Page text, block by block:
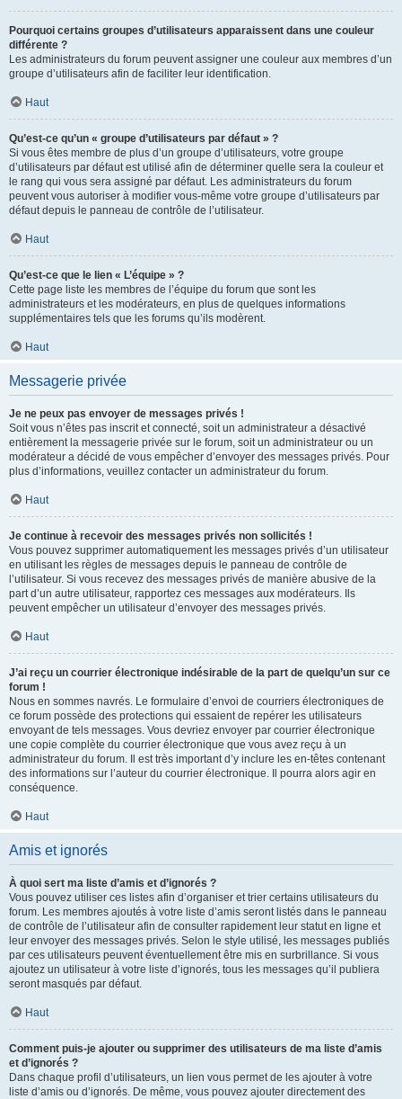
Pourquoi certains groupes d’utilisateurs apparaissent dans une couleur
différente ?
Les administrateurs du forum peuvent assigner une couleur aux membres d’un
groupe d’utilisateurs afin de faciliter leur identification.
Haut
Qu’est-ce qu’un « groupe d’utilisateurs par défaut » ?
Si vous êtes membre de plus d’un groupe d’utilisateurs, votre groupe
d’utilisateurs par défaut est utilisé afin de déterminer quelle sera la couleur et
le rang qui vous sera assigné par défaut. Les administrateurs du forum
peuvent vous autoriser à modifier vous-même votre groupe d’utilisateurs par
défaut depuis le panneau de contrôle de l’utilisateur.
Haut
Qu’est-ce que le lien « L’équipe » ?
Cette page liste les membres de l’équipe du forum que sont les
administrateurs et les modérateurs, en plus de quelques informations
supplémentaires tels que les forums qu’ils modèrent.
Haut
Messagerie privée
Je ne peux pas envoyer de messages privés !
Soit vous n’êtes pas inscrit et connecté, soit un administrateur a désactivé
entièrement la messagerie privée sur le forum, soit un administrateur ou un
modérateur a décidé de vous empêcher d’envoyer des messages privés. Pour
plus d’informations, veuillez contacter un administrateur du forum.
Haut
Je continue à recevoir des messages privés non sollicités !
Vous pouvez supprimer automatiquement les messages privés d’un utilisateur
en utilisant les règles de messages depuis le panneau de contrôle de
l’utilisateur. Si vous recevez des messages privés de manière abusive de la
part d’un autre utilisateur, rapportez ces messages aux modérateurs. Ils
peuvent empêcher un utilisateur d’envoyer des messages privés.
Haut
J’ai reçu un courrier électronique indésirable de la part de quelqu’un sur ce
forum !
Nous en sommes navrés. Le formulaire d’envoi de courriers électroniques de
ce forum possède des protections qui essaient de repérer les utilisateurs
envoyant de tels messages. Vous devriez envoyer par courrier électronique
une copie complète du courrier électronique que vous avez reçu à un
administrateur du forum. Il est très important d’y inclure les en-têtes contenant
des informations sur l’auteur du courrier électronique. Il pourra alors agir en
conséquence.
Haut
Amis et ignorés
À quoi sert ma liste d’amis et d’ignorés ?
Vous pouvez utiliser ces listes afin d’organiser et trier certains utilisateurs du
forum. Les membres ajoutés à votre liste d’amis seront listés dans le panneau
de contrôle de l’utilisateur afin de consulter rapidement leur statut en ligne et
leur envoyer des messages privés. Selon le style utilisé, les messages publiés
par ces utilisateurs peuvent éventuellement être mis en surbrillance. Si vous
ajoutez un utilisateur à votre liste d’ignorés, tous les messages qu’il publiera
seront masqués par défaut.
Haut
Comment puis-je ajouter ou supprimer des utilisateurs de ma liste d’amis
et d’ignorés ?
Dans chaque profil d’utilisateurs, un lien vous permet de les ajouter à votre
liste d’amis ou d’ignorés. De même, vous pouvez ajouter directement des